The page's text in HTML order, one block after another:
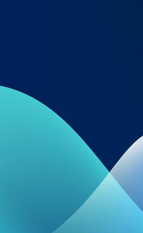
11Achse-Printsystem.